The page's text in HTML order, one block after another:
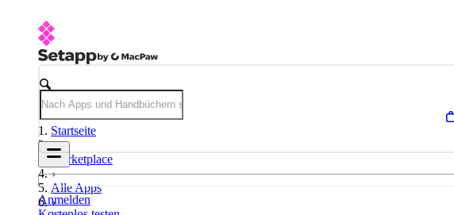
Anmelden
Startseite
Marketplace
Alle Apps